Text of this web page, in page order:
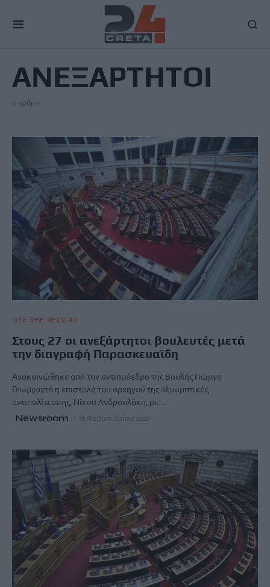
ΑΝΕΞΑΡΤΗΤΟΙ
2 άρθρα
OFF THE RECORD
Στους 27 οι ανεξάρτητοι βουλευτές μετά
την διαγραφή Παρασκευαϊδη
Ανακοινώθηκε από τον αντιπρόεδρο της Βουλής Γιώργο
Γεωργαντά η επιστολή του αρχηγού της αξιωματικής
αντιπολίτευσης, Νίκου Ανδρουλάκη, με…
Newsroom 18 Φεβρουαρίου, 2026